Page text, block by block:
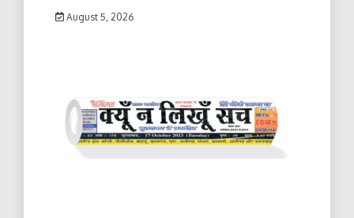
August 5, 2026